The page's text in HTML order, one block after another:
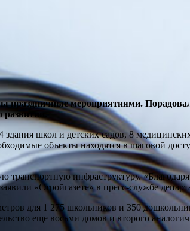
праздничные мероприятиями.
школ и детских садов, 8
объекты находятся в шаговой
транспортную инфраструктуру.
«Стройгазете» в пресс-службе
для 1 275 школьников и 350
еще восьми домов и второго